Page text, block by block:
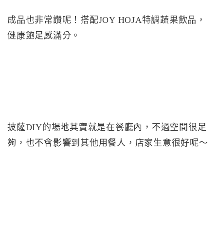
成品也非常讚呢！搭配JOY HOJA特調蔬果飲品，
健康飽足感滿分。
披薩DIY的場地其實就是在餐廳內，不過空間很足
夠，也不會影響到其他用餐人，店家生意很好呢～